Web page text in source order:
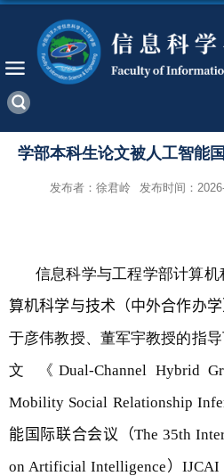
学部本科生论文被人工智能
发布者：徐君岭 发布时间：
信息科学与工程学部计算
算机科学与技术（中外合作办学
于彦伟教授、董军宇教授的指
文 《 Dual-Channel Hybrid
Mobility Social Relationship
能国际联合会议（The 35th
on Artificial Intelligence）IJCAI